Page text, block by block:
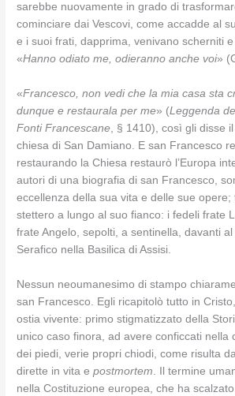
sarebbe nuovamente in grado di
cominciare dai Vescovi, come accadde al
e i suoi frati, dapprima, venivano scherniti
«Hanno odiato me, odieranno anche voi»
«Francesco, non vedi che la mia casa sta
dunque e restaurala per me» (Leggenda
Fonti Francescane, § 1410), così gli disse
chiesa di San Damiano. E san Francesco
restaurando la Chiesa restaurò l’Europa
autori di una biografia di san Francesco,
eccellenza della sua vita e delle sue opere;
stettero a lungo al suo fianco: i fedeli frate
frate Angelo, sepolti, a sentinella, davanti al
Serafico nella Basilica di Assisi.
Nessun neoumanesimo di stampo
san Francesco. Egli ricapitolò tutto in
ostia vivente: primo stigmatizzato della
unico caso finora, ad avere conficcati nella
dei piedi, verie propri chiodi, come risulta
dirette in vita epostmortem. Il termine
nella Costituzione europea, che ha